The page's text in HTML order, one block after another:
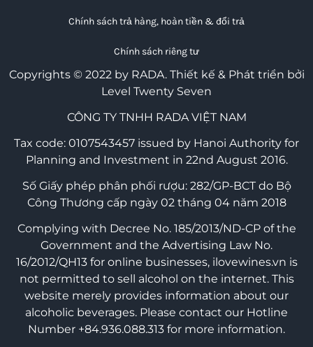
Chính sách trả hàng, hoàn tiền & đổi trả
Chính sách riêng tư
Copyrights © 2022 by RADA. Thiết kế & Phát triển bởi
Level Twenty Seven
CÔNG TY TNHH RADA VIỆT NAM
Tax code: 0107543457 issued by Hanoi Authority for
Planning and Investment in 22nd August 2016.
Số Giấy phép phân phối rượu: 282/GP-BCT do Bộ
Công Thương cấp ngày 02 tháng 04 năm 2018
Complying with Decree No. 185/2013/ND-CP of the
Government and the Advertising Law No.
16/2012/QH13 for online businesses, ilovewines.vn is
not permitted to sell alcohol on the internet. This
website merely provides information about our
alcoholic beverages. Please contact our Hotline
Number +84.936.088.313 for more information.